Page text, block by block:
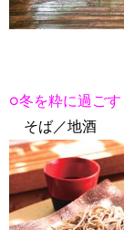
○冬を粋に過ごす
そば／地酒